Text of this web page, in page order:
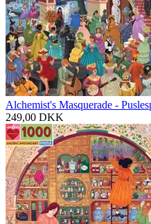
Alchemist's Masquerade -
249,00 DKK